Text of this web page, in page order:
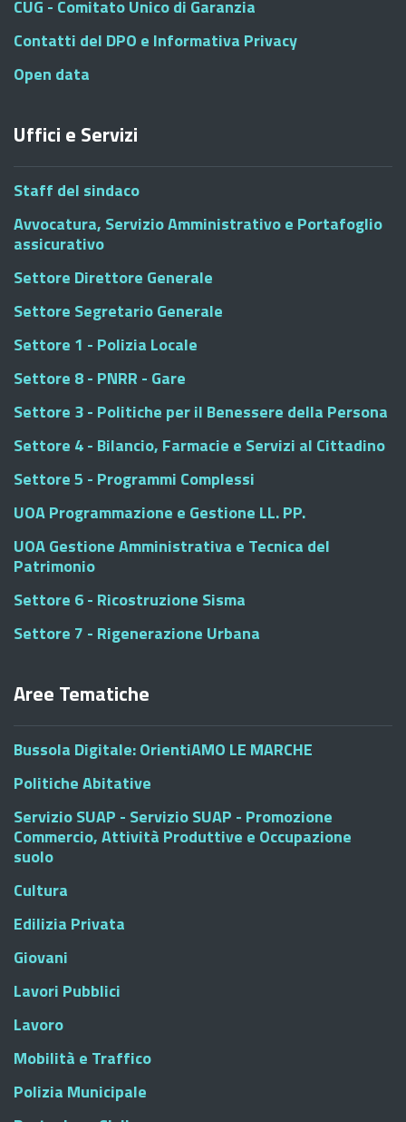
CUG - Comitato Unico di Garanzia
Contatti del DPO e Informativa Privacy
Open data
Uffici e Servizi
Staff del sindaco
Avvocatura, Servizio Amministrativo e Portafoglio
assicurativo
Settore Direttore Generale
Settore Segretario Generale
Settore 1 - Polizia Locale
Settore 8 - PNRR - Gare
Settore 3 - Politiche per il Benessere della Persona
Settore 4 - Bilancio, Farmacie e Servizi al Cittadino
Settore 5 - Programmi Complessi
UOA Programmazione e Gestione LL. PP.
UOA Gestione Amministrativa e Tecnica del
Patrimonio
Settore 6 - Ricostruzione Sisma
Settore 7 - Rigenerazione Urbana
Aree Tematiche
Bussola Digitale: OrientiAMO LE MARCHE
Politiche Abitative
Servizio SUAP - Servizio SUAP - Promozione
Commercio, Attività Produttive e Occupazione
suolo
Cultura
Edilizia Privata
Giovani
Lavori Pubblici
Lavoro
Mobilità e Traffico
Polizia Municipale